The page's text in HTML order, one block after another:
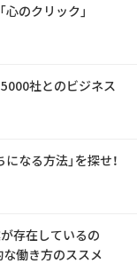
のクリック」
5000社とのビジネス
なる方法」を探せ！
が存在しているの
な働き方のススメ